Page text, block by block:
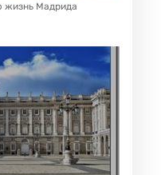
жизнь Мадрида